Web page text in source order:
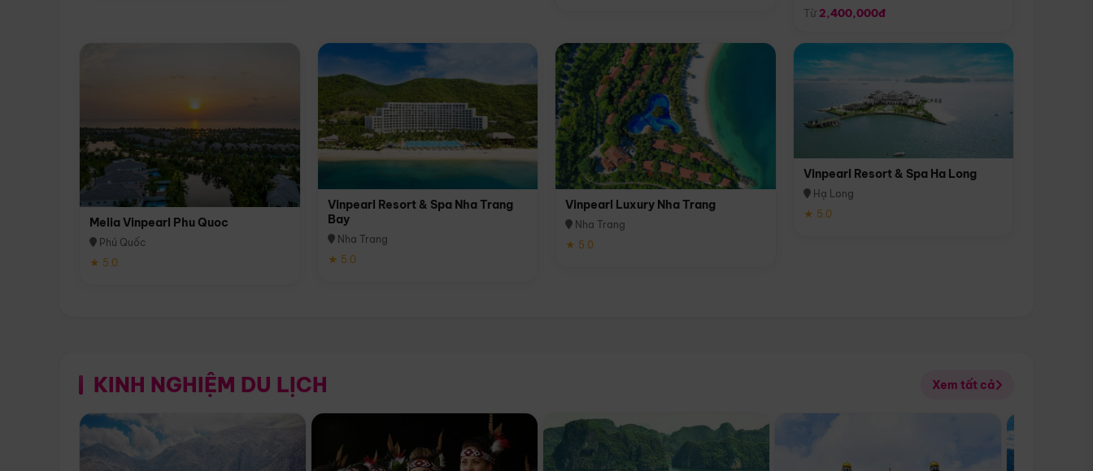
Từ 2,400,000đ
Melia Vinpearl Phu Quoc
Phú Quốc
★ 5.0
Vinpearl Resort & Spa Nha Trang
Bay
Nha Trang
★ 5.0
Vinpearl Luxury Nha Trang
Nha Trang
★ 5.0
Vinpearl Resort & Spa Ha Long
Hạ Long
★ 5.0
KINH NGHIỆM DU LỊCH Xem tất cả